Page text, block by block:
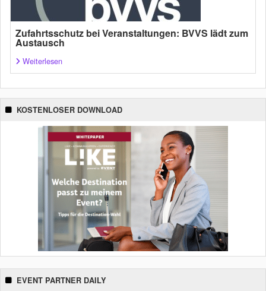
Zufahrtsschutz bei Veranstaltungen: BVVS lädt zum
Austausch
Weiterlesen
KOSTENLOSER DOWNLOAD
EVENT PARTNER DAILY